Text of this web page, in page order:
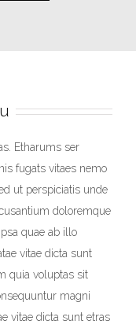
Etharums ser
fugats vitaes nemo
ut perspiciatis unde
doloremque
quae ab illo
vitae dicta sunt
quia voluptas sit
magni
vitae dicta sunt etras